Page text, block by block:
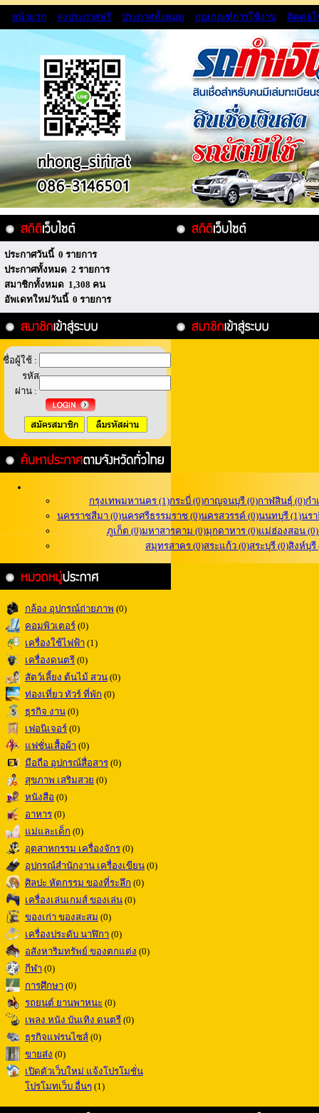
หน้าแรก ลงประกาศฟรี ประกาศทั้งหมด กฏเกณฑ์การใช้งาน ติดต่อ
ประกาศวันนี้ 0 รายการ
ประกาศทั้งหมด 2 รายการ
สมาชิกทั้งหมด 1,308 คน
อัพเดทใหม่วันนี้ 0 รายการ
ชื่อผู้ใช้ :
รหัส
ผ่าน :
กรุงเทพมหานคร (1)กระบี่ (0)กาญจนบุรี (0)กาฬสินธุ์ (0)กำ
นครราชสีมา (0)นครศรีธรรมราช (0)นครสวรรค์ (0)นนทบุรี (1)นรา
ภูเก็ต (0)มหาสารคาม (0)มุกดาหาร (0)แม่ฮ่องสอน (0)
สมุทรสาคร (0)สระแก้ว (0)สระบุรี (0)สิงห์บุรี
กล้อง อุปกรณ์ถ่ายภาพ (0)
คอมพิวเตอร์ (0)
เครื่องใช้ไฟฟ้า (1)
เครื่องดนตรี (0)
สัตว์เลี้ยง ต้นไม้ สวน (0)
ท่องเที่ยว ทัวร์ ที่พัก (0)
ธุรกิจ งาน (0)
เฟอนิเจอร์ (0)
แฟชั่นเสื้อผ้า (0)
มือถือ อุปกรณ์สื่อสาร (0)
สุขภาพ เสริมสวย (0)
หนังสือ (0)
อาหาร (0)
แม่และเด็ก (0)
อุตสาหกรรม เครื่องจักร (0)
อุปกรณ์สำนักงาน เครื่องเขียน (0)
ศิลปะ หัตกรรม ของที่ระลึก (0)
เครื่องเล่นเกมส์ ของเล่น (0)
ของเก่า ของสะสม (0)
เครื่องประดับ นาฬิกา (0)
อสังหาริมทรัพย์ ของตกแต่ง (0)
กีฬา (0)
การศึกษา (0)
รถยนต์ ยานพาหนะ (0)
เพลง หนัง บันเทิง ดนตรี (0)
ธุรกิจแฟรนไซส์ (0)
ขายส่ง (0)
เปิดตัวเว็บใหม่ แจ้งโปรโมชั่น
โปรโมทเว็บ อื่นๆ (1)